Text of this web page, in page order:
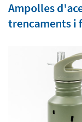
Ampolles
trencaments i